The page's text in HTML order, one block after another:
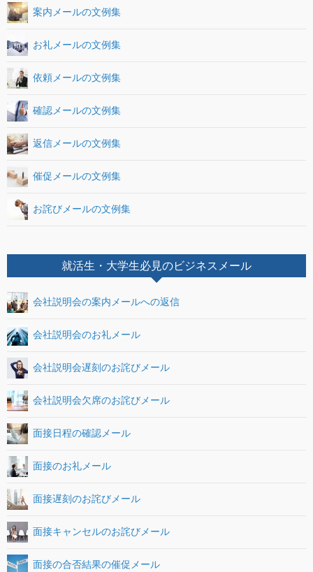
案内メールの文例集
お礼メールの文例集
依頼メールの文例集
確認メールの文例集
返信メールの文例集
催促メールの文例集
お詫びメールの文例集
就活生・大学生必見のビジネスメール
会社説明会の案内メールへの返信
会社説明会のお礼メール
会社説明会遅刻のお詫びメール
会社説明会欠席のお詫びメール
面接日程の確認メール
面接のお礼メール
面接遅刻のお詫びメール
面接キャンセルのお詫びメール
面接の合否結果の催促メール